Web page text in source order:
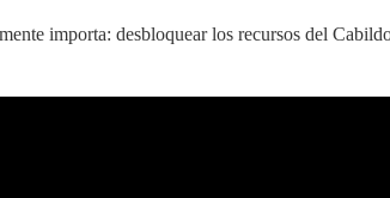
importa: desbloquear los recursos del